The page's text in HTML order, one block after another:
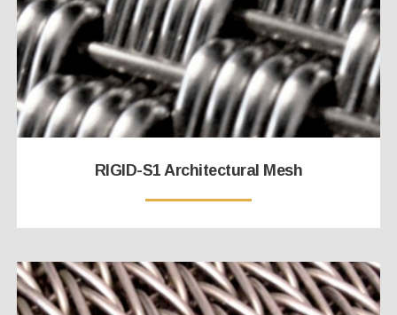
RIGID-S1 Architectural Mesh